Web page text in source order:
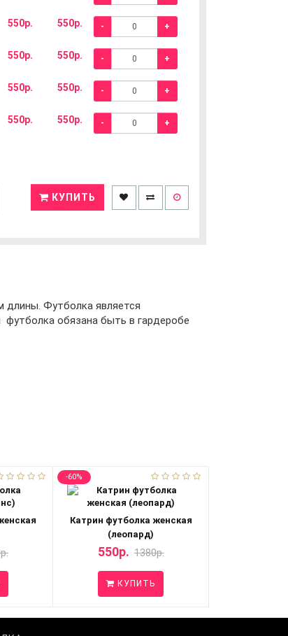
550р. 550р. - +
550р. 550р. - +
550р. 550р. - +
550р. 550р. - +
КУПИТЬ
длины. Футболка является
обязана быть в гардеробе
-60%
Катрин футболка женская
(леопард)
550р. 1380р.
КУПИТЬ